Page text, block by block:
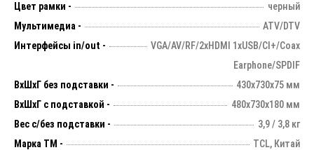
Цвет рамки -
черный
Мультимедиа -
ATV/DTV
Интерфейсы in/out -
VGA/AV/RF/2xHDMI 1xUSB/CI+/Coax
Earphone/SPDIF
ВхШхГ без подставки -
430х730х75 мм
ВхШхГ с подставкой -
480x730x180 мм
Вес с/без подставки -
3,9 / 3,8 кг
Марка ТМ -
TCL, Китай